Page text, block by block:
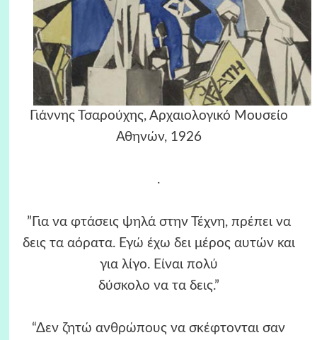
Γιάννης Τσαρούχης, Αρχαιολογικό Μουσείο
Αθηνών, 1926
.
”Για να φτάσεις ψηλά στην Τέχνη, πρέπει να
δεις τα αόρατα. Εγώ έχω δει μέρος αυτών και
για λίγο. Είναι πολύ
δύσκολο να τα δεις.”
“Δεν ζητώ ανθρώπους να σκέφτονται σαν